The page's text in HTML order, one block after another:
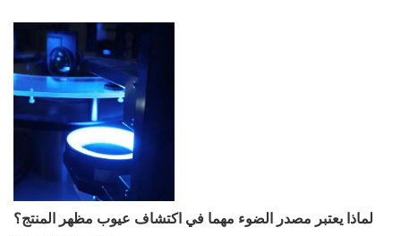
لماذا يعتبر مصدر الضوء مهما في اكتشاف عيوب مظهر المنتج؟